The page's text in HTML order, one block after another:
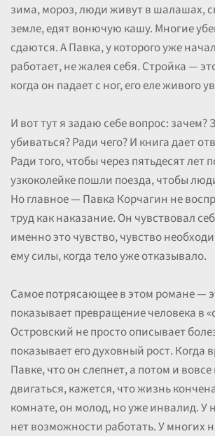
зима, мороз, люди живут в шалашах,
земле, едят вонючую кашу. Многие
сдаются. А Павка, у которого уже
работает, не жалея себя. Стройка —
когда он падает с ног, его еле живого
И вот тут я задаю себе вопрос: зачем?
убиваться? Ради чего? И книга дает
Ради того, чтобы через пятьдесят лет
узкоколейке пошли поезда, чтобы
Но главное — Павка Корчагин не
труд как наказание. Он чувствовал
именно это чувство, чувство
ему силы, когда тело уже отказывало.
Самое потрясающее в этом романе —
показывает превращение человека в
Островский не просто описывает
показывает его духовный рост. Когда
Павке, что он слепнет, а потом и
двигаться, кажется, что жизнь
комнате, он молод, но уже инвалид. У
нет возможности работать. У многих